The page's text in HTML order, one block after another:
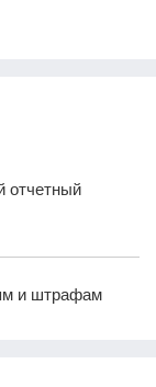
отчетный
и штрафам